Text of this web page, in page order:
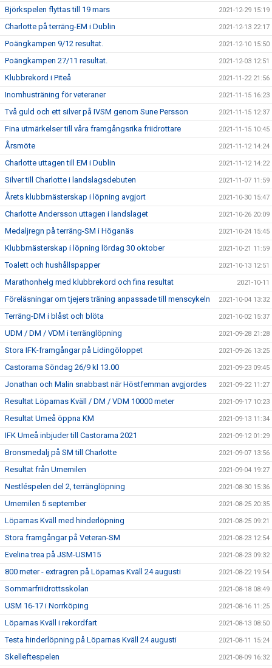
Björkspelen flyttas till 19 mars 2021-12-29 15:19
Charlotte på terräng-EM i Dublin 2021-12-13 22:17
Poängkampen 9/12 resultat. 2021-12-10 15:50
Poängkampen 27/11 resultat. 2021-12-03 12:51
Klubbrekord i Piteå 2021-11-22 21:56
Inomhusträning för veteraner 2021-11-15 16:23
Två guld och ett silver på IVSM genom Sune Persson 2021-11-15 12:37
Fina utmärkelser till våra framgångsrika friidrottare 2021-11-15 10:45
Årsmöte 2021-11-12 14:24
Charlotte uttagen till EM i Dublin 2021-11-12 14:22
Silver till Charlotte i landslagsdebuten 2021-11-07 11:59
Årets klubbmästerskap i löpning avgjort 2021-10-30 15:47
Charlotte Andersson uttagen i landslaget 2021-10-26 20:09
Medaljregn på terräng-SM i Höganäs 2021-10-24 15:45
Klubbmästerskap i löpning lördag 30 oktober 2021-10-21 11:59
Toalett och hushållspapper 2021-10-13 12:51
Marathonhelg med klubbrekord och fina resultat 2021-10-11
Föreläsningar om tjejers träning anpassade till menscykeln 2021-10-04 13:32
Terräng-DM i blåst och blöta 2021-10-02 15:37
UDM / DM / VDM i terränglöpning 2021-09-28 21:28
Stora IFK-framgångar på Lidingöloppet 2021-09-26 13:25
Castorama Söndag 26/9 kl 13.00 2021-09-23 09:45
Jonathan och Malin snabbast när Höstfemman avgjordes 2021-09-22 11:27
Resultat Löparnas Kväll / DM / VDM 10000 meter 2021-09-17 10:23
Resultat Umeå öppna KM 2021-09-13 11:34
IFK Umeå inbjuder till Castorama 2021 2021-09-12 01:29
Bronsmedalj på SM till Charlotte 2021-09-07 13:56
Resultat från Umemilen 2021-09-04 19:27
Nestléspelen del 2, terränglöpning 2021-08-30 15:36
Umemilen 5 september 2021-08-25 20:35
Löparnas Kväll med hinderlöpning 2021-08-25 09:21
Stora framgångar på Veteran-SM 2021-08-23 12:54
Evelina trea på JSM-USM15 2021-08-23 09:32
800 meter - extragren på Löparnas Kväll 24 augusti 2021-08-22 19:54
Sommarfriidrottsskolan 2021-08-18 08:49
USM 16-17 i Norrköping 2021-08-16 11:25
Löparnas Kväll i rekordfart 2021-08-13 08:50
Testa hinderlöpning på Löparnas Kväll 24 augusti 2021-08-11 15:24
Skelleftespelen 2021-08-09 16:32